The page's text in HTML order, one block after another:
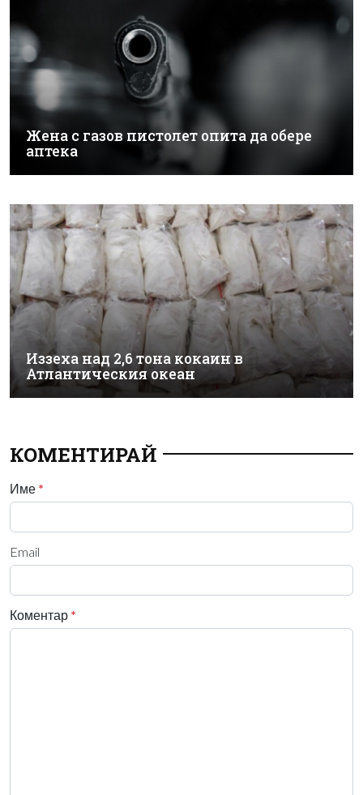
Жена с газов пистолет опита да обере
аптека
Иззеха над 2,6 тона кокаин в
Атлантическия океан
КОМЕНТИРАЙ
Име *
Email
Коментар *